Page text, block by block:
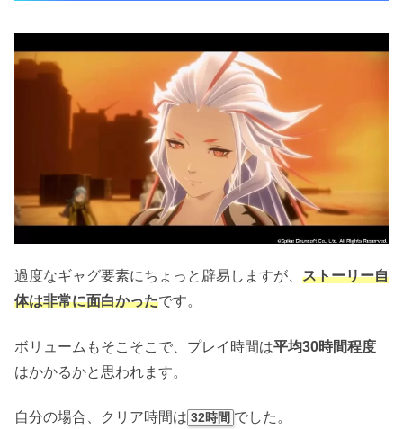
過度なギャグ要素にちょっと辟易しますが、 ストーリー自
体は非常に面白かったです。
ボリュームもそこそこで、プレイ時間は平均30時間程度
はかかるかと思われます。
自分の場合、クリア時間は 32時間 でした。